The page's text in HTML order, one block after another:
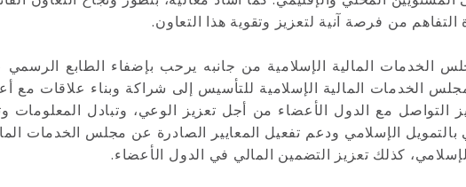
من فرصة آنية لتعزيز وتقوية هذا التعاون.
المالية الإسلامية من جانبه يرحب بإضفاء الطابع الرسمي
الخدمات المالية الإسلامية للتأسيس إلى شراكة وبناء علاقات مع
التواصل مع الدول الأعضاء من أجل تعزيز الوعي، وتبادل المعلومات
بالتمويل الإسلامي ودعم تفعيل المعايير الصادرة عن مجلس الخدمات
كذلك تعزيز التضمين المالي في الدول الأعضاء.